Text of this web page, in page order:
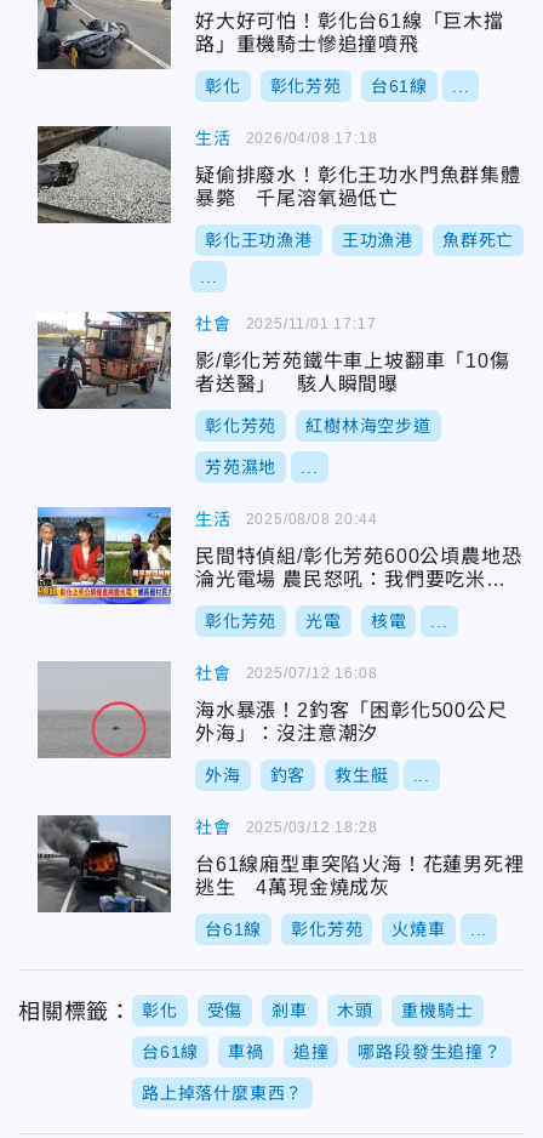
好大好可怕！彰化台61線「巨木擋
路」重機騎士慘追撞噴飛
彰化 彰化芳苑 台61線
生活
疑偷排廢水！彰化王功水門魚群集體
暴斃 千尾溶氧過低亡
彰化王功漁港 王功漁港 魚群死亡
2026/04/08 17:18
社會
影/彰化芳苑鐵牛車上坡翻車「10傷
者送醫」 駭人瞬間曝
彰化芳苑 紅樹林海空步道
芳苑濕地
2025/11/01 17:17
生活
民間特偵組/彰化芳苑600公頃農地恐
淪光電場 農民怒吼：我們要吃米，
不是吃光電板！
彰化芳苑 光電 核電
2025/08/08 20:44
社會
海水暴漲！2釣客「困彰化500公尺
外海」：沒注意潮汐
外海 釣客 救生艇
2025/07/12 16:08
社會
台61線廂型車突陷火海！花蓮男死裡
逃生 4萬現金燒成灰
台61線 彰化芳苑 火燒車
2025/03/12 18:28
相關標籤： 彰化 受傷 剎車 木頭 重機騎士
台61線 車禍 追撞 哪路段發生追撞？
路上掉落什麼東西？